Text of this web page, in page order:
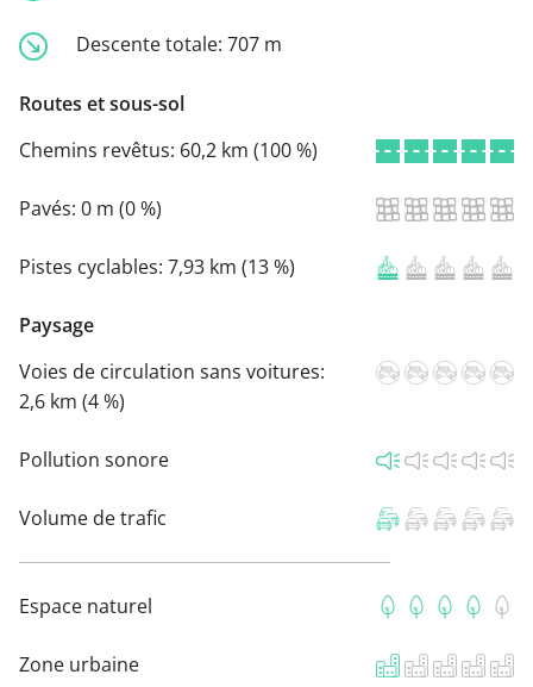
Descente totale: 707 m
Routes et sous-sol
Chemins revêtus: 60,2 km (100 %)
Pavés: 0 m (0 %)
Pistes cyclables: 7,93 km (13 %)
Paysage
Voies de circulation sans voitures:
2,6 km (4 %)
Pollution sonore
Volume de trafic
Espace naturel
Zone urbaine